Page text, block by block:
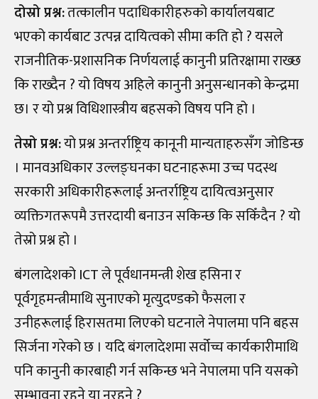
दोस्रो प्रश्न:तत्कालीन पदाधिकारीहरुको कार्यालयबाट
भएको कार्यबाट उत्पन्न दायित्वको सीमा कति हो ? यसले
राजनीतिक-प्रशासनिक निर्णयलाई कानुनी प्रतिरक्षामा राख्छ
कि राख्दैन ? यो विषय अहिले कानुनी अनुसन्धानको केन्द्रमा
छ। र यो प्रश्न विधिशास्त्रीय बहसको विषय पनि हो ।
तेस्रो प्रश्न:यो प्रश्न अन्तर्राष्ट्रिय कानूनी मान्यताहरुसँग जोडिन्छ
। मानवअधिकार उल्लङ्घनका घटनाहरूमा उच्च पदस्थ
सरकारी अधिकारीहरूलाई अन्तर्राष्ट्रिय दायित्वअनुसार
व्यक्तिगतरूपमै उत्तरदायी बनाउन सकिन्छ कि सकिँदैन ? यो
तेस्रो प्रश्न हो ।
बंगलादेशको ICT ले पूर्वधानमन्त्री शेख हसिना र
पूर्वगृहमन्त्रीमाथि सुनाएको मृत्युदण्डको फैसला र
उनीहरूलाई हिरासतमा लिएको घटनाले नेपालमा पनि बहस
सिर्जना गरेको छ । यदि बंगलादेशमा सर्वोच्च कार्यकारीमाथि
पनि कानुनी कारबाही गर्न सकिन्छ भने नेपालमा पनि यसको